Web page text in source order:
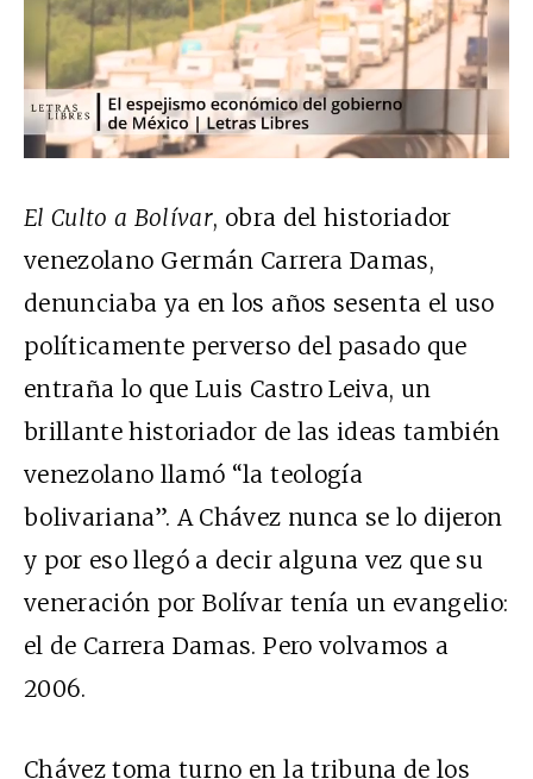
El Culto a Bolívar, obra del historiador
venezolano Germán Carrera Damas,
denunciaba ya en los años sesenta el uso
políticamente perverso del pasado que
entraña lo que Luis Castro Leiva, un
brillante historiador de las ideas también
venezolano llamó “la teología
bolivariana”. A Chávez nunca se lo dijeron
y por eso llegó a decir alguna vez que su
veneración por Bolívar tenía un evangelio:
el de Carrera Damas. Pero volvamos a
2006.
Chávez toma turno en la tribuna de los